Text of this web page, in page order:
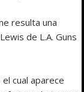
resulta una
de L.A. Guns
cual aparece